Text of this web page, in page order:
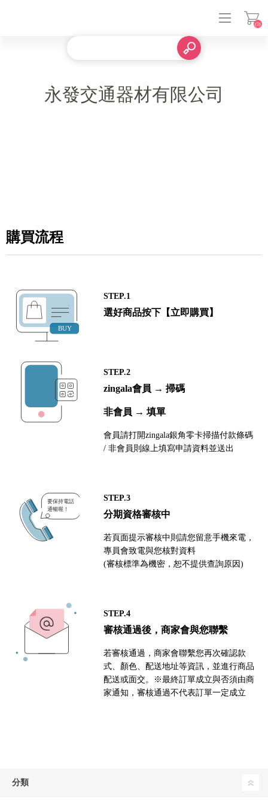
(0)
永發交通器材有限公司
購買流程
STEP.1
選好商品按下【立即購買】
STEP.2
zingala會員 → 掃碼
非會員 → 填單
會員請打開zingala銀角零卡掃描付款條碼
/ 非會員則線上填寫申請資料並送出
STEP.3
分期資格審核中
若頁面提示審核中則請您留意手機來電，
專員會致電與您核對資料
(審核標準為機密，恕不提供查詢原因)
STEP.4
審核通過後，商家會與您聯繫
若審核通過，商家會聯繫您再次確認款
式、顏色、配送地址等資訊，並進行商品
配送或面交。※最終訂單成立與否須由商
家通知，審核通過不代表訂單一定成立
分類